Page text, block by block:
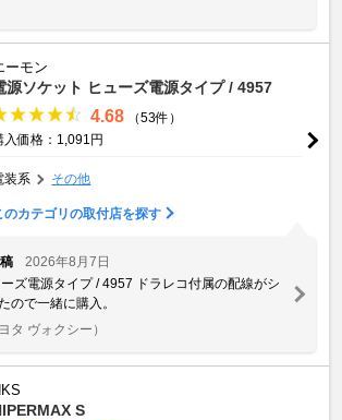
ーモン
源ソケット ヒューズ電源タイプ / 4957
4.68
（53件）
入価格：1,091円
装系 その他
のカテゴリの取付店を探す
2026年8月7日
ズ電源タイプ / 4957 ドラレコ付属の配線がシ
ので一緒に購入。
タ ヴォクシー）
S